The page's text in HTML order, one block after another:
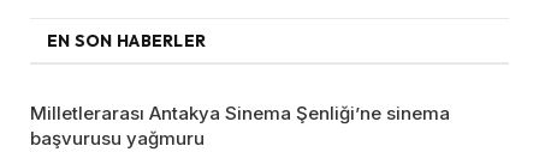
EN SON HABERLER
Milletlerarası Antakya Sinema Şenliği’ne sinema
başvurusu yağmuru